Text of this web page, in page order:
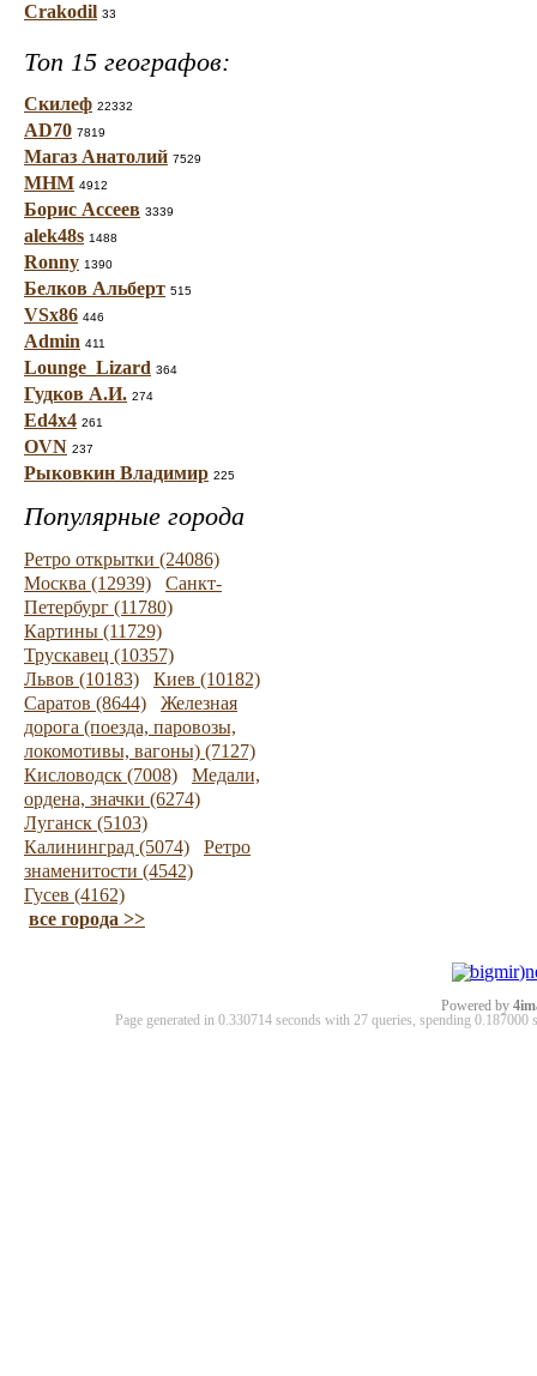
Crakodil 33
Топ 15 географов:
Скилеф 22332
AD70 7819
Магаз Анатолий 7529
МНМ 4912
Борис Ассеев 3339
alek48s 1488
Ronny 1390
Белков Альберт 515
VSx86 446
Admin 411
Lounge_Lizard 364
Гудков А.И. 274
Ed4x4 261
OVN 237
Рыковкин Владимир 225
Популярные города
Ретро открытки (24086)
Москва (12939)
Санкт-
Петербург (11780)
Картины (11729)
Трускавец (10357)
Львов (10183)
Киев (10182)
Саратов (8644)
Железная
дорога (поезда, паровозы,
локомотивы, вагоны) (7127)
Кисловодск (7008)
Медали,
ордена, значки (6274)
Луганск (5103)
Калининград (5074)
Ретро
знаменитости (4542)
Гусев (4162)
все города >>
Powered by
Page generated in 0.330714 seconds with 27 queries, spending